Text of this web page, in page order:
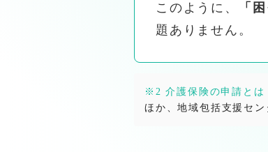
保土ヶ谷区の地域別介護・生活支援情報
横浜市西区でケアマネジャーをお探しの方へ
横浜市内またその他の市区町村（京浜エ
このように、 「
題ありません。
※2 介護保険の申請とは
ほか、地域包括支援セ